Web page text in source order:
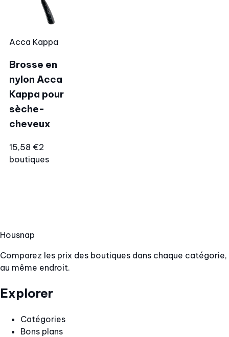
Acca Kappa
Brosse en
nylon Acca
Kappa pour
sèche-
cheveux
15,58 €2
boutiques
Housnap
Comparez les prix des boutiques dans chaque catégorie,
au même endroit.
Explorer
Catégories
Bons plans